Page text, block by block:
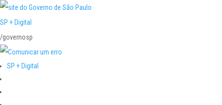
SP + Digital
/governosp
SP + Digital